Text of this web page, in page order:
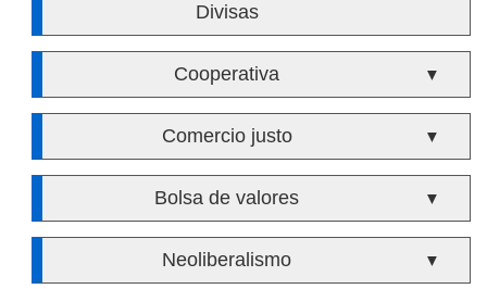
Divisas
Cooperativa ▼
Comercio justo ▼
Bolsa de valores ▼
Neoliberalismo ▼